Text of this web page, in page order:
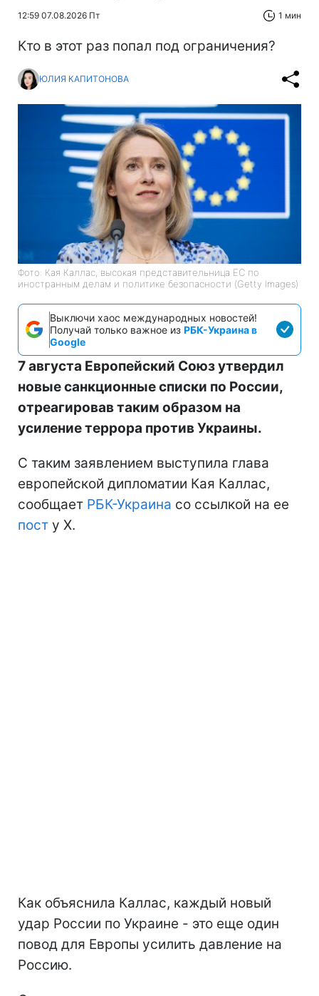
12:59 07.08.2026 Пт 1 мин
Кто в этот раз попал под ограничения?
ЮЛИЯ КАПИТОНОВА
Фото: Кая Каллас, высокая представительница ЕС по
иностранным делам и политике безопасности (Getty Images)
Выключи хаос международных новостей!
Получай только важное из РБК-Украина в
Google
7 августа Европейский Союз утвердил
новые санкционные списки по России,
отреагировав таким образом на
усиление террора против Украины.
С таким заявлением выступила глава
европейской дипломатии Кая Каллас,
сообщает РБК-Украина со ссылкой на ее
пост у Х.
Как объяснила Каллас, каждый новый
удар России по Украине - это еще один
повод для Европы усилить давление на
Россию.